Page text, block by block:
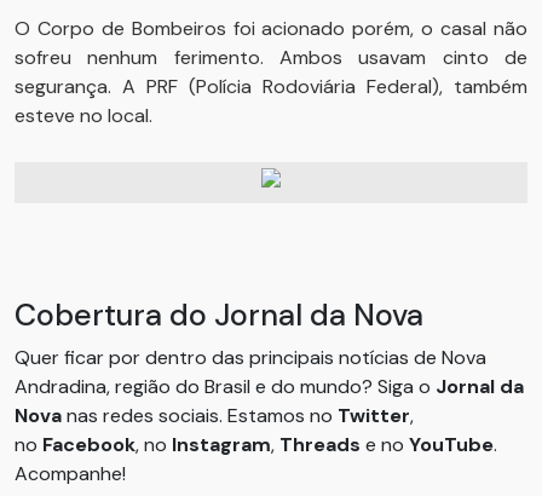
O Corpo de Bombeiros foi acionado porém, o casal não
sofreu nenhum ferimento. Ambos usavam cinto de
segurança. A PRF (Polícia Rodoviária Federal), também
esteve no local.
Cobertura do Jornal da Nova
Quer ficar por dentro das principais notícias de Nova
Andradina, região do Brasil e do mundo? Siga o Jornal da
Novanas redes sociais. Estamos no Twitter,
no Facebook, no Instagram, Threads e no YouTube.
Acompanhe!